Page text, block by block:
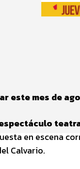
este mes de
en escena
Calvario.